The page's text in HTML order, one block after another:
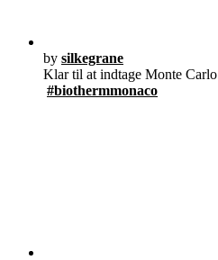
by silkegrane
Klar til at indtage Monte Carlo
#biothermmonaco